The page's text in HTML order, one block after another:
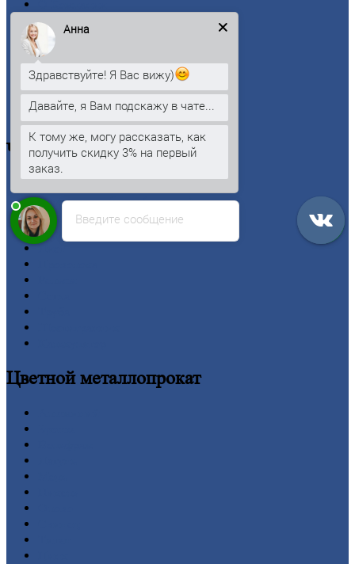
Заводы
Контакты
Прайс-лист
Новости
Личныйкабинет
Оформлениезаказа
Оплата
Черныйметаллопрокат
Двутавроваябалка (двутавр)
Квадрат
Круг
Лист
Цветнойметаллопрокат
Введите сообщение
Анна
Здравствуйте! Я Вас вижу)
Давайте, я Вам подскажу в чате...
К тому же, могу рассказать, как
получить скидку 3% на первый
заказ.